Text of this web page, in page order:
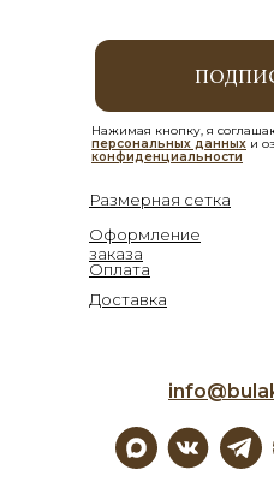
Размерная сетка
Оформление
заказа
Оплата
Доставка
Нажимая кнопку, я
персональных данных и
конфиденциальности